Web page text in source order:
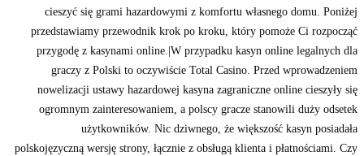
cieszyć się grami hazardowymi z komfortu własnego domu. Poniżej
przedstawiamy przewodnik krok po kroku, który pomoże Ci rozpocząć
przygodę z kasynami online.|W przypadku kasyn online legalnych dla
graczy z Polski to oczywiście Total Casino. Przed wprowadzeniem
nowelizacji ustawy hazardowej kasyna zagraniczne online cieszyły się
ogromnym zainteresowaniem, a polscy gracze stanowili duży odsetek
użytkowników. Nic dziwnego, że większość kasyn posiadała
polskojęzyczną wersję strony, łącznie z obsługą klienta i płatnościami. Czy